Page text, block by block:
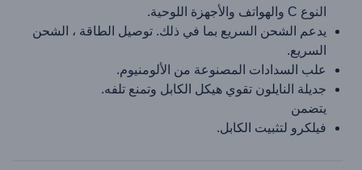
النوع C والهواتف والأجهزة اللوحية.
يدعم الشحن السريع بما في ذلك. توصيل الطاقة ، الشحن
السريع.
علب السدادات المصنوعة من الألومنيوم.
جديلة النايلون تقوي هيكل الكابل وتمنع تلفه.
يتضمن
فيلكرو لتثبيت الكابل.